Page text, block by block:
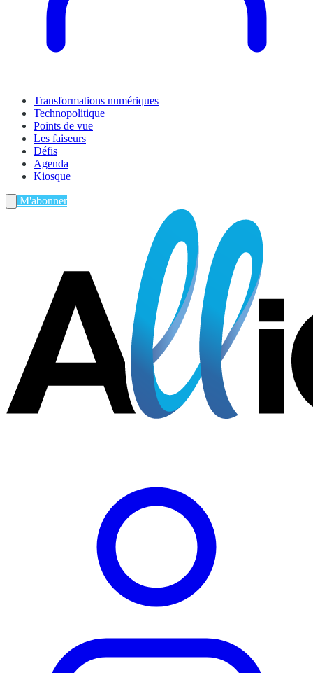
Transformations numériques
Technopolitique
Points de vue
Les faiseurs
Défis
Agenda
Kiosque
M'abonner